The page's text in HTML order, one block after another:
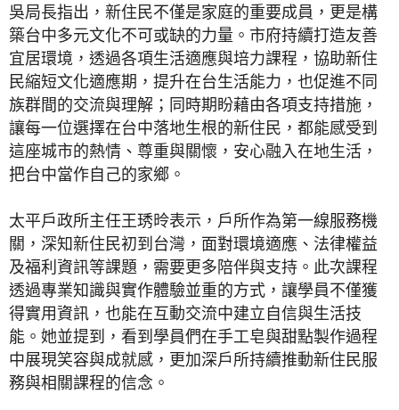
吳局長指出，新住民不僅是家庭的重要成員，更是構
築台中多元文化不可或缺的力量。市府持續打造友善
宜居環境，透過各項生活適應與培力課程，協助新住
民縮短文化適應期，提升在台生活能力，也促進不同
族群間的交流與理解；同時期盼藉由各項支持措施，
讓每一位選擇在台中落地生根的新住民，都能感受到
這座城市的熱情、尊重與關懷，安心融入在地生活，
把台中當作自己的家鄉。
太平戶政所主任王琇昤表示，戶所作為第一線服務機
關，深知新住民初到台灣，面對環境適應、法律權益
及福利資訊等課題，需要更多陪伴與支持。此次課程
透過專業知識與實作體驗並重的方式，讓學員不僅獲
得實用資訊，也能在互動交流中建立自信與生活技
能。她並提到，看到學員們在手工皂與甜點製作過程
中展現笑容與成就感，更加深戶所持續推動新住民服
務與相關課程的信念。